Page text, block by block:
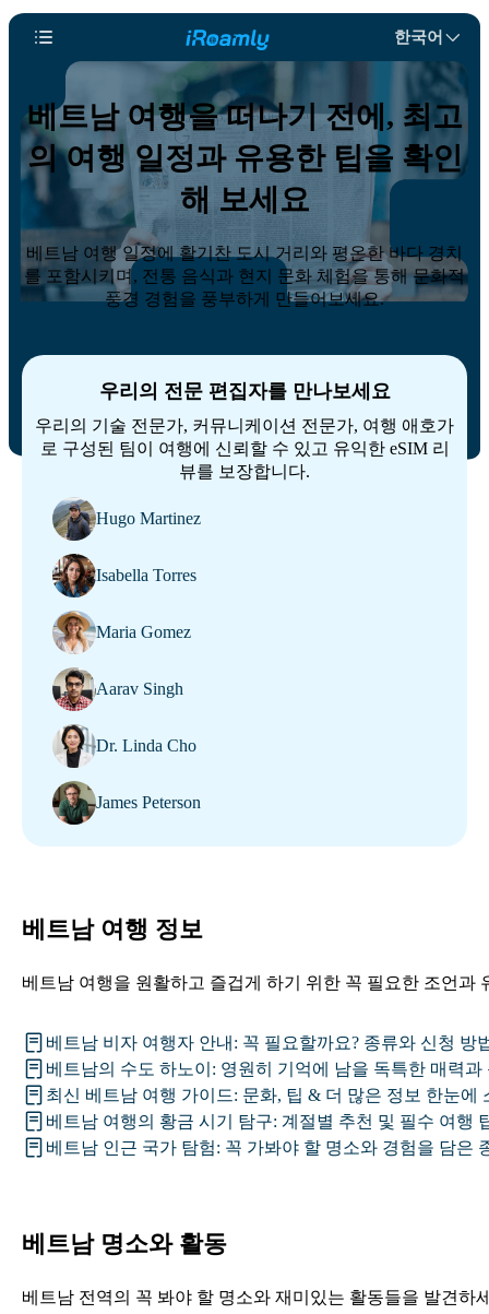
한국어
베트남 여행을 떠나기 전에, 최고
의 여행 일정과 유용한 팁을 확인
해 보세요
베트남 여행 일정에 활기찬 도시 거리와 평온한 바다 경치
를 포함시키며, 전통 음식과 현지 문화 체험을 통해 문화적
풍경 경험을 풍부하게 만들어보세요.
우리의 전문 편집자를 만나보세요
우리의 기술 전문가, 커뮤니케이션 전문가, 여행 애호가
로 구성된 팀이 여행에 신뢰할 수 있고 유익한 eSIM 리
뷰를 보장합니다.
Hugo Martinez
Isabella Torres
Maria Gomez
Aarav Singh
Dr. Linda Cho
James Peterson
베트남 여행 정보
베트남 여행을 원활하고 즐겁게 하기 위한 꼭 필요한 조언과
베트남 비자 여행자 안내: 꼭 필요할까요? 종류와 신청 방
베트남의 수도 하노이: 영원히 기억에 남을 독특한 매력과
최신 베트남 여행 가이드: 문화, 팁 & 더 많은 정보 한눈에
베트남 여행의 황금 시기 탐구: 계절별 추천 및 필수 여행
베트남 인근 국가 탐험: 꼭 가봐야 할 명소와 경험을 담은
베트남 명소와 활동
베트남 전역의 꼭 봐야 할 명소와 재미있는 활동들을 발견하